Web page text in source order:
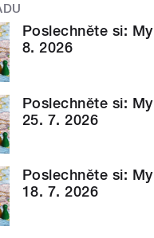
Poslechněte si:
8. 2026
Poslechněte si:
25. 7. 2026
Poslechněte si:
18. 7. 2026